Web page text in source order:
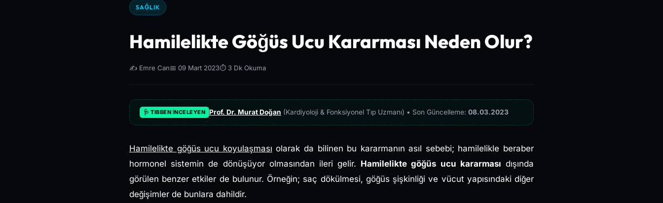
SAĞLIK
Hamilelikte Göğüs Ucu Kararması Neden Olur?
✍️ Emre Can📅 09 Mart 2023⏱️ 3 Dk Okuma
🩺 TIBBEN İNCELEYEN Prof. Dr. Murat Doğan (Kardiyoloji & Fonksiyonel Tıp Uzmanı) • Son Güncelleme: 08.03.2023
Hamilelikte göğüs ucu koyulaşması olarak da bilinen bu kararmanın asıl sebebi; hamilelikle beraber
hormonel sistemin de dönüşüyor olmasından ileri gelir. Hamilelikte göğüs ucu kararması dışında
görülen benzer etkiler de bulunur. Örneğin; saç dökülmesi, göğüs şişkinliği ve vücut yapısındaki diğer
değişimler de bunlara dahildir.